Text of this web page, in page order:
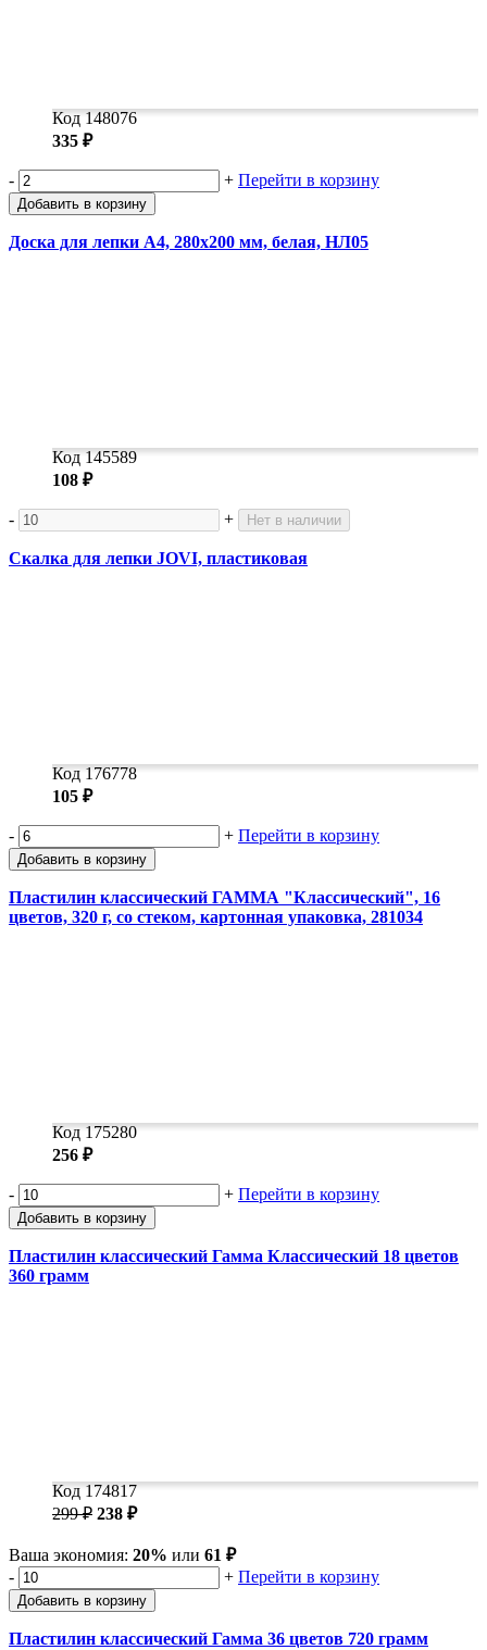
Код 148076
335 ₽
- + Перейти в корзину
Добавить в корзину
Доска для лепки А4, 280х200 мм, белая, НЛ05
Код 145589
108 ₽
- + Нет в наличии
Скалка для лепки JOVI, пластиковая
Код 176778
105 ₽
- + Перейти в корзину
Добавить в корзину
Пластилин классический ГАММА "Классический", 16
цветов, 320 г, со стеком, картонная упаковка, 281034
Код 175280
256 ₽
- + Перейти в корзину
Добавить в корзину
Пластилин классический Гамма Классический 18 цветов
360 грамм
Код 174817
299 ₽ 238 ₽
Ваша экономия: 20% или 61 ₽
-
+ Перейти в корзину
Добавить в корзину
Пластилин классический Гамма 36 цветов 720 грамм